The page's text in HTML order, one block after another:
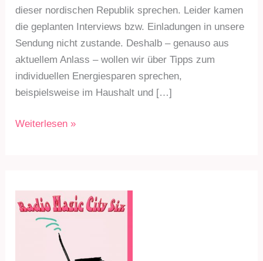
dieser nordischen Republik sprechen. Leider kamen
die geplanten Interviews bzw. Einladungen in unsere
Sendung nicht zustande. Deshalb – genauso aus
aktuellem Anlass – wollen wir über Tipps zum
individuellen Energiesparen sprechen,
beispielsweise im Haushalt und […]
RMC6
25.4.22
Weiterlesen »